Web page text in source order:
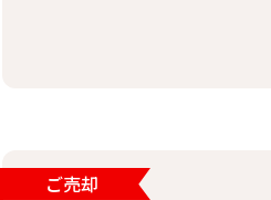
ご売却